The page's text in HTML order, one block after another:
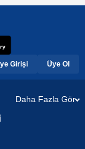
Girişi Üye Ol
Daha Fazla Gör